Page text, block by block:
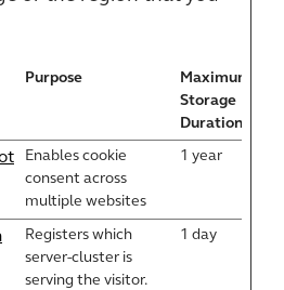
Purpose
Maximum
Storage
Duration
Enables cookie
consent across
multiple websites
1 year
Registers which
server-cluster is
serving the visitor.
1 day